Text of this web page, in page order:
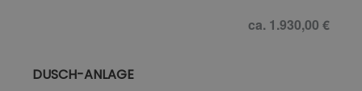
ca. 1.930,00 €
DUSCH-ANLAGE